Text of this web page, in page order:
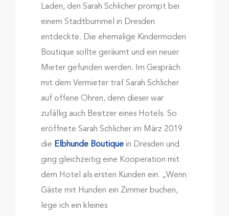
Laden, den Sarah Schlicher prompt bei
einem Stadtbummel in Dresden
entdeckte. Die ehemalige Kindermoden
Boutique sollte geräumt und ein neuer
Mieter gefunden werden. Im Gespräch
mit dem Vermieter traf Sarah Schlicher
auf offene Ohren, denn dieser war
zufällig auch Besitzer eines Hotels. So
eröffnete Sarah Schlicher im März 2019
die Elbhunde Boutiquein Dresden und
ging gleichzeitig eine Kooperation mit
dem Hotel als ersten Kunden ein. „Wenn
Gäste mit Hunden ein Zimmer buchen,
lege ich ein kleines